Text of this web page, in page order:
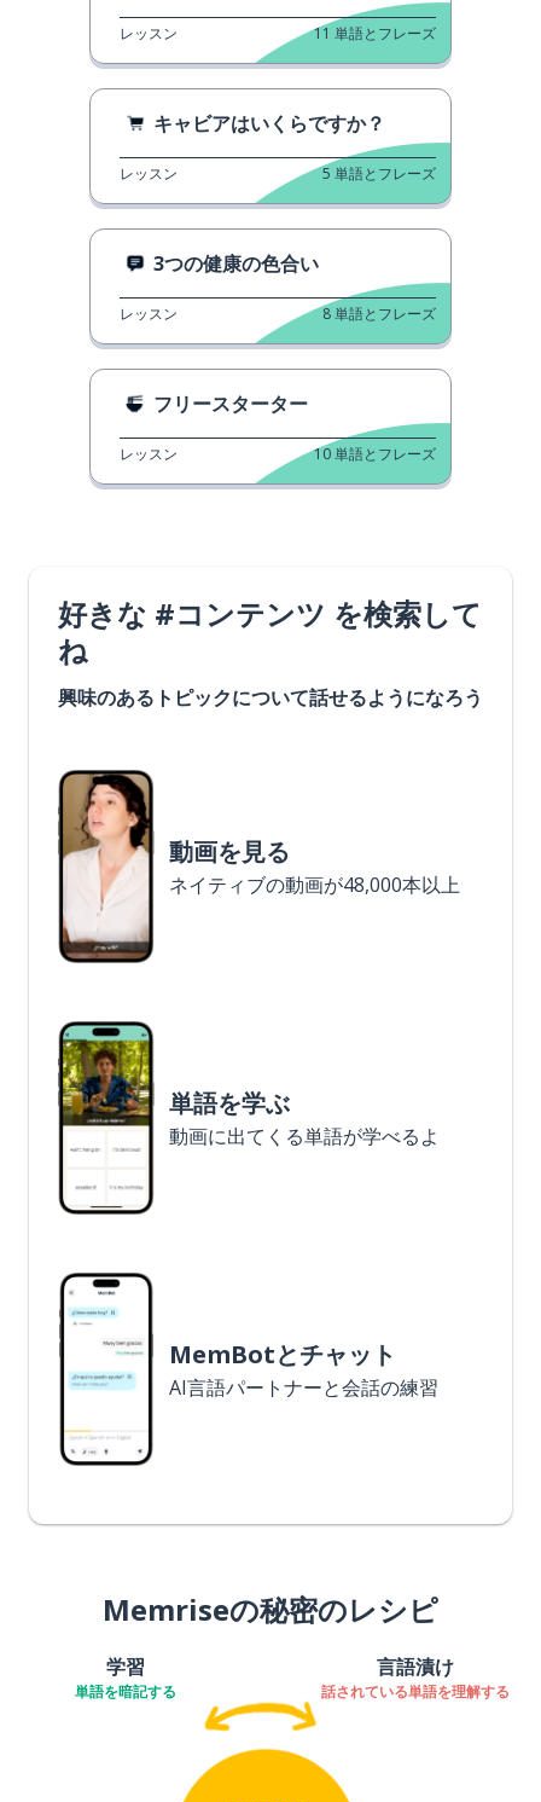
レッスン 11 単語とフレーズ
キャビアはいくらですか？
レッスン 5 単語とフレーズ
3つの健康の色合い
レッスン 8単語とフレーズ
フリースターター
レッスン 10単語とフレーズ
好きな #コンテンツ を検索して
ね
興味のあるトピックについて話せるようになろう
動画を見る
ネイティブの動画が48,000本以上
単語を学ぶ
動画に出てくる単語が学べるよ
MemBotとチャット
AI言語パートナーと会話の練習
Memriseの秘密のレシピ
学習
単語を暗記する
言語漬け
話されている単語を理解する